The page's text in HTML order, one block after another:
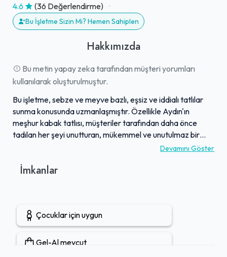
4.6 (36 Değerlendirme)
Bu İşletme Sizin Mi? Hemen Sahiplen
Hakkımızda
Bu metin yapay zeka tarafından müşteri yorumları
kullanılarak oluşturulmuştur.
Bu işletme, sebze ve meyve bazlı, eşsiz ve iddialı tatlılar
sunma konusunda uzmanlaşmıştır. Özellikle Aydın'ın
meşhur kabak tatlısı, müşteriler tarafından daha önce
tadılan her şeyi unutturan, mükemmel ve unutulmaz bir
lezzet olarak öne çıkmaktadır. Menüsünde sadece kabak
nadir bulunan ve harika lezzetlere sahip çeşitli tatlılar da
yenilikçi ve ustaca yorumlarla, tatlı severlere olağanüstü
bir deneyim sunmayı başarmıştır.
Devamını Göster
İmkanlar
Çocuklar için uygun
Gel-Al mevcut